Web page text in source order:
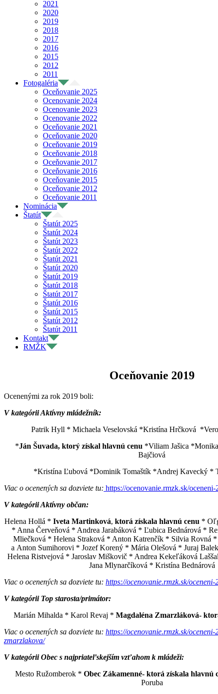
2021
2020
2019
2018
2017
2016
2015
2012
2011
Fotogaléria
Oceňovanie 2025
Ocenovanie 2024
Ocenovanie 2023
Ocenovanie 2022
Oceňovanie 2021
Oceňovanie 2020
Oceňovanie 2019
Oceňovanie 2018
Oceňovanie 2017
Oceňovanie 2016
Oceňovanie 2015
Oceňovanie 2012
Oceňovanie 2011
Nominácia
Štatút
Štatút 2025
Štatút 2024
Štatút 2023
Štatút 2022
Štatút 2021
Štatút 2020
Štatút 2019
Štatút 2018
Štatút 2017
Štatút 2016
Štatút 2015
Štatút 2012
Štatút 2011
Kontakt
RMŽK
Oceňovanie 2019
Ocenenými za rok 2019 boli:
V kategórii Aktívny mládežník:
Patrik Hyll * Michaela Veselovská *Kristína Hrčková
*Ján Šuvada, ktorý získal hlavnú cenu *Viliam Jašica
Bajčiová
*Kristína Ľubová *Dominik Tomaštík *Andrej Kavecký *
Viac o ocenených sa dozviete tu: https://ocenovanie.rmzk.sk/oceneni-
V kategórii Aktívny občan:
Helena Hollá * Iveta Martinková, ktorá získala hlavnú cenu *
* Anna Červeňová * Andrea Jarabáková * Ľubica Bednárová *
Mliečková * Helena Straková * Anton Katrenčík * Silvia Rovná *
a Anton Sumihorovi * Jozef Korený * Mária Olešová * Juraj
Helena Ristvejová * Jaroslav Miškovič * Andrea Kekeľáková
Jana Mlynarčíková * Kristína Bednárová
Viac o ocenených sa dozviete tu: https://ocenovanie.rmzk.sk/
V kategórii Top starosta/primátor:
Marián Mihalda * Karol Revaj * Magdaléna Zmarzláková-
Viac o ocenených sa dozviete tu: https://ocenovanie.rmzk.sk/
zmarzlakova/
V kategórii Obec s najpriateľskejším vzťahom k mládeži:
Mesto Ružomberok * Obec Zákamenné-ktorá získala hlavnú
Poruba